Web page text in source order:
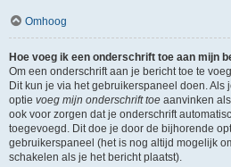
Omhoog
Hoe voeg ik een onderschrift toe aan mijn
Om een onderschrift aan je bericht toe te
Dit kun je via het gebruikerspaneel doen. Als
optie voeg mijn onderschrift toe aanvinken
ook voor zorgen dat je onderschrift
toegevoegd. Dit doe je door de bijhorende
gebruikerspaneel (het is nog altijd mogelijk
schakelen als je het bericht plaatst).